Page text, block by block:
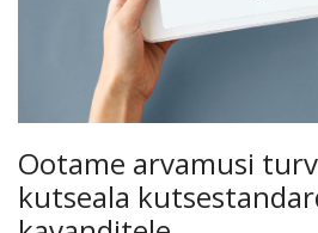
Ootame arvamusi
kutseala